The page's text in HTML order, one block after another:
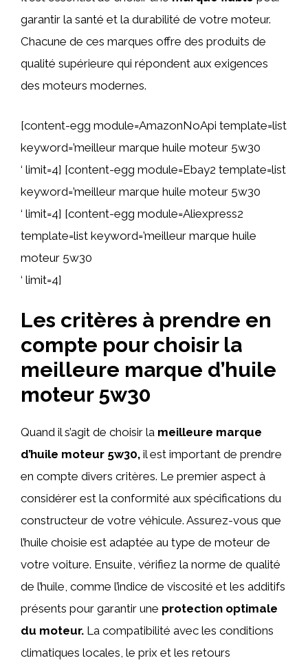
garantir la santé et la durabilité de votre moteur.
Chacune de ces marques offre des produits de
qualité supérieure qui répondent aux exigences
des moteurs modernes.
[content-egg module=AmazonNoApi template=list
keyword=’meilleur marque huile moteur 5w30
‘ limit=4] [content-egg module=Ebay2 template=list
keyword=’meilleur marque huile moteur 5w30
‘ limit=4] [content-egg module=Aliexpress2
template=list keyword=’meilleur marque huile
moteur 5w30
‘ limit=4]
Les critères à prendre en
compte pour choisir la
meilleure marque d’huile
moteur 5w30
Quand il s’agit de choisir la meilleure marque
d’huile moteur 5w30, il est important de prendre
en compte divers critères. Le premier aspect à
considérer est la conformité aux spécifications du
constructeur de votre véhicule. Assurez-vous que
l’huile choisie est adaptée au type de moteur de
votre voiture. Ensuite, vérifiez la norme de qualité
de l’huile, comme l’indice de viscosité et les additifs
présents pour garantir une protection optimale
du moteur. La compatibilité avec les conditions
climatiques locales, le prix et les retours